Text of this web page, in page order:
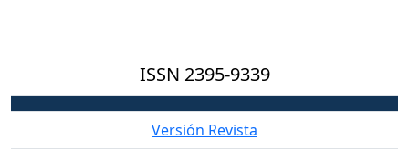
ISSN 2395-9339
Versión Revista